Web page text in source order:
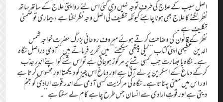
اصل سبب کے علاج کی طرف توجہ نہیں دی گئی اس لئے روایتی علاج کے ساتھ ساتھ
نظر لگنے کا علاج بھی ہونا چاہئے کیونکہ تکلیف کی اصل وجہ نظر لگنا ہے ، بیماری تو ضمنی
تکلیف ہے ۔
نظر کے قانون کی وضاحت کرتے ہوئے معروف روحانی بزرگ حضرت خواجہ شمس
الدین عظیمی اپنی کتاب ‘‘ٹیلی پیتھی سیکھئے’’ میں تحریر فرماتے ہیں ‘‘آدمی دراصل نگاہ
ہے۔ نگاہ یا بصارت جب کسی شئے پر مرکوز ہوجاتی ہے تو اس شئے کو اپنے اندر جذب
کرکے دماغ کے اسکرین پر لے آتی ہے اور دماغ اس چیز کو دیکھتا اور محسوس کرتا ہے
اور اس میں معنی پہناتا ہے۔ نگاہ کی مرکزیت کسی آدمی کے اندر قوتِ ارادی کو جنم
دیتی ہے اور قوتِ ارادی سے انسان جس طرح چاہے کام لے سکتا ہے’’۔